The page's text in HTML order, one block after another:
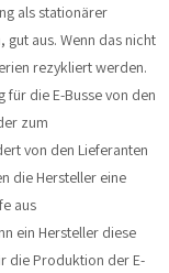
als stationärer
gut aus. Wenn das nicht
rezykliert werden.
für die E-Busse von den
zum
von den Lieferanten
die Hersteller eine
aus
ein Hersteller diese
die Produktion der E-